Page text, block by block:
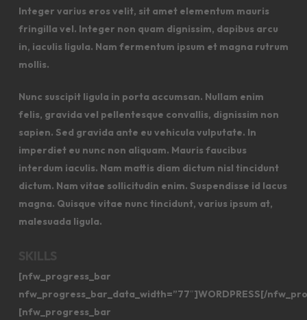
Integer varius eros velit, sit amet elementum mauris
fringilla vel. Integer non quam dignissim, dapibus arcu
in, iaculis ligula. Nam fermentum ipsum et magna rutrum
mollis.
Nunc suscipit ligula in porta accumsan. Nullam enim
felis, gravida vel pellentesque convallis, dignissim non
sapien. Sed gravida ante eu vehicula vulputate. In
imperdiet eu nunc non aliquam. Mauris faucibus
interdum iaculis. Nam mattis diam dictum nisl tincidunt
dictum. Nam vitae sollicitudin enim. Suspendisse id lacus
magna. Quisque vitae nunc tincidunt, varius ipsum at,
malesuada ligula.
SKILLS
[nfw_progress_bar
nfw_progress_bar_data_width=”77″]WORDPRESS[/
[nfw_progress_bar